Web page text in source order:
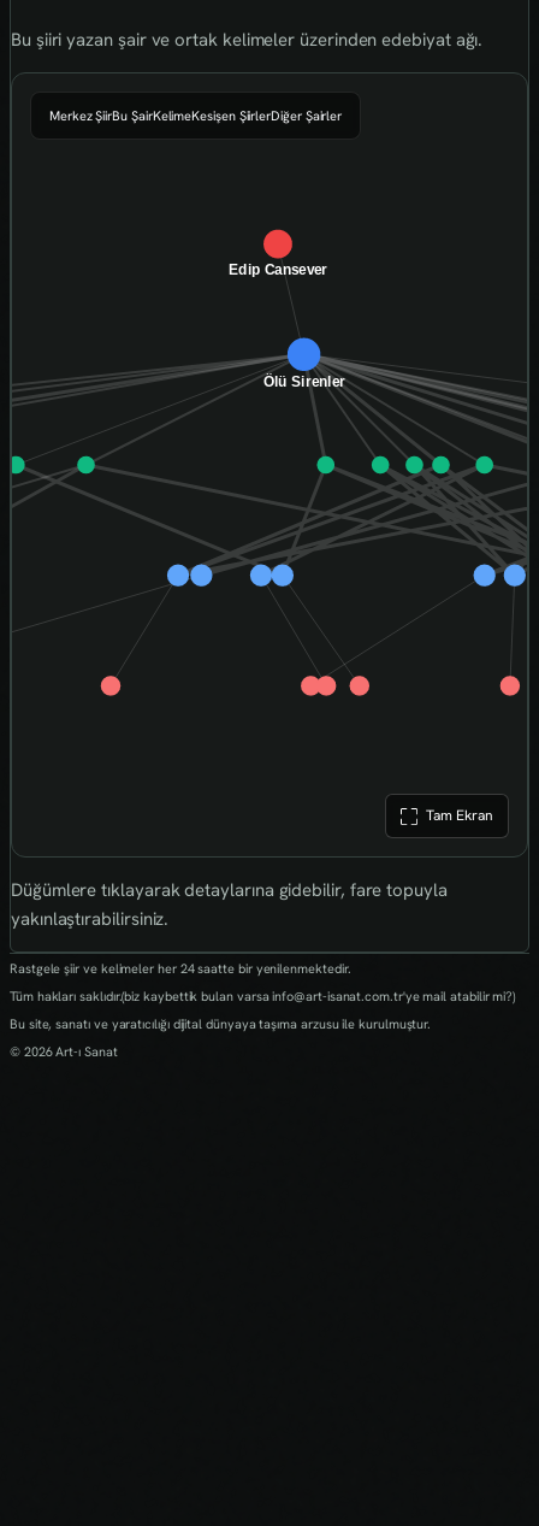
Bu şiiri yazan şair ve ortak kelimeler üzerinden edebiyat ağı.
Tam Ekran
Merkez ŞiirBu ŞairKelimeKesişen ŞiirlerDiğer Şairler
Düğümlere tıklayarak detaylarına gidebilir, fare topuyla
yakınlaştırabilirsiniz.
Rastgele şiir ve kelimeler her 24 saatte bir yenilenmektedir.
Tüm hakları saklıdır.(biz kaybettik bulan varsa info@art-isanat.com.tr'ye mail atabilir mi?)
Bu site, sanatı ve yaratıcılığı dijital dünyaya taşıma arzusu ile kurulmuştur.
© 2026 Art-ı Sanat